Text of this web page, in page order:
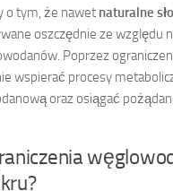
o tym, że nawet naturalne
oszczędnie ze względu
Poprzez
wspierać procesy
oraz osiągać